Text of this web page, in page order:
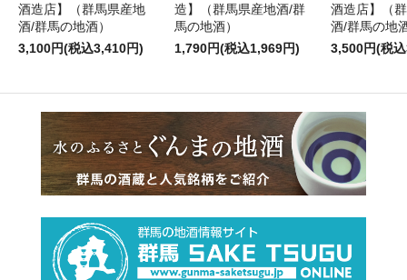
酒造店】（群馬県産地
酒/群馬の地酒）
3,100円(税込3,410円)
造】（群馬県産地酒/群
馬の地酒）
1,790円(税込1,969円)
酒造店】（
酒/群馬の地
3,500円(税